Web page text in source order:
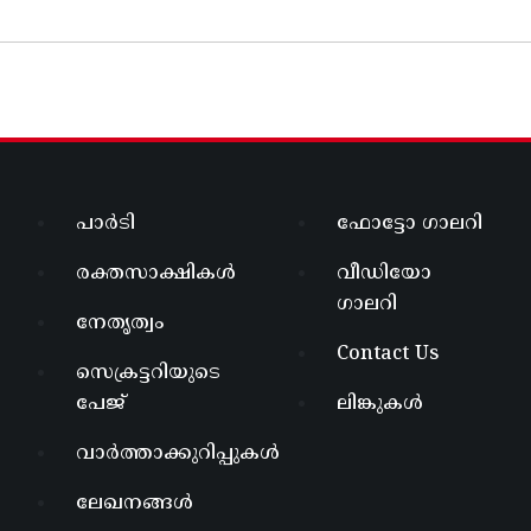
പാർടി
രക്തസാക്ഷികൾ
നേതൃത്വം
സെക്രട്ടറിയുടെ
പേജ്
വാർത്താക്കുറിപ്പുകൾ
ലേഖനങ്ങൾ
ഫോട്ടോ ഗാലറി
വീഡിയോ
ഗാലറി
Contact Us
ലിങ്കുകൾ